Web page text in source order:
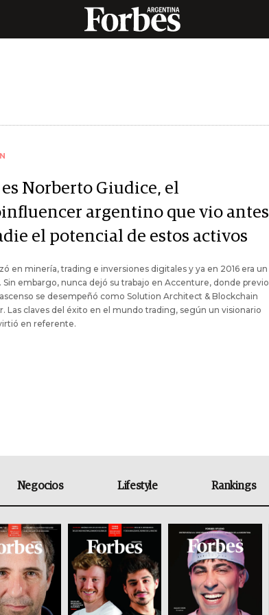
Norberto Giudice, el
argentino que vio antes
el potencial de estos activos
en minería, trading e inversiones digitales y ya en 2016 era un
Sin embargo, nunca dejó su trabajo en Accenture, donde previo
se desempeñó como Solution Architect & Blockchain
Las claves del éxito en el mundo trading, según un visionario
en referente.
Negocios Lifestyle Rankings